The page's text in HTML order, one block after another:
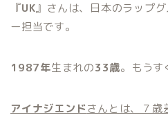
『UK』さんは、日本のラップ
ー担当です。
1987年生まれの33歳。もうす
アイナジエンドさんとは、７歳